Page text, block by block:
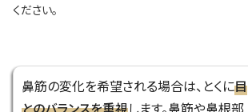
ください。
鼻筋の変化を希望される場合は、とくに目
とのバランスを重視します。鼻筋や鼻根部